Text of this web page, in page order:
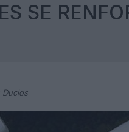
SE
Duclos